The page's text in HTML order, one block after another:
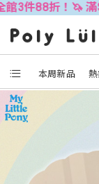
🦄 滿$2500折
本周新品